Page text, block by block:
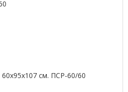
см. ПСР-60/60